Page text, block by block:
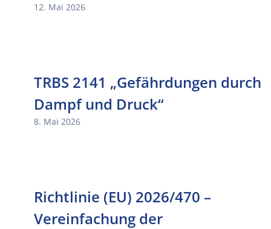
12. Mai 2026
TRBS 2141 „Gefährdungen durch
Dampf und Druck“
8. Mai 2026
Richtlinie (EU) 2026/470 –
Vereinfachung der